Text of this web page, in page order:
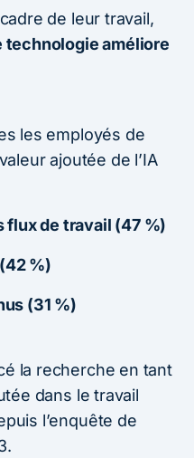
de leur travail,
technologie améliore
les employés de
ajoutée de l’IA
flux de travail (47 %)
%)
(31 %)
la recherche en tant
dans le travail
l’enquête de